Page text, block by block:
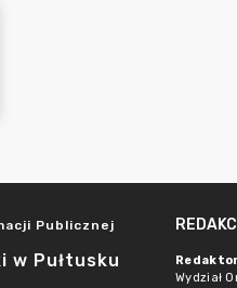
Publicznej
w Pułtusku
Wydział